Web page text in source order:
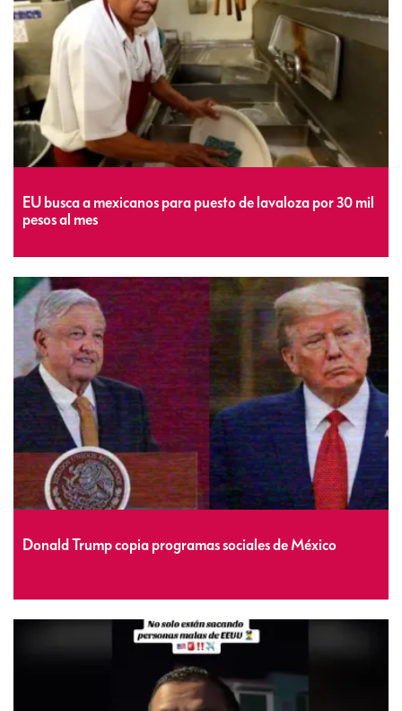
EU busca a mexicanos para puesto de lavaloza por 30 mil
pesos al mes
Donald Trump copia programas sociales de México